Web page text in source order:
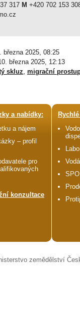
317 M +420 702 153
března 2025, 08:25
března 2025, 12:13
skluz, migrační
a nabídky:
a nájem
– profil
pro
konzultace
zemědělství